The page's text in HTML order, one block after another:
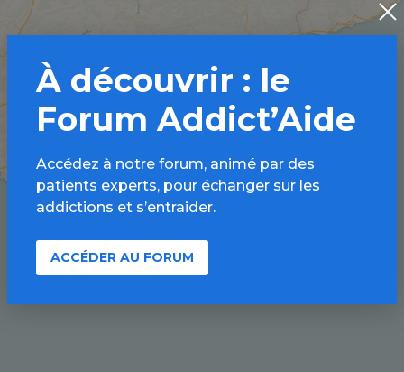
À découvrir : le
Forum Addict’Aide
Accédez à notre forum, animé par des
patients experts, pour échanger sur les
addictions et s’entraider.
ACCÉDER AU FORUM